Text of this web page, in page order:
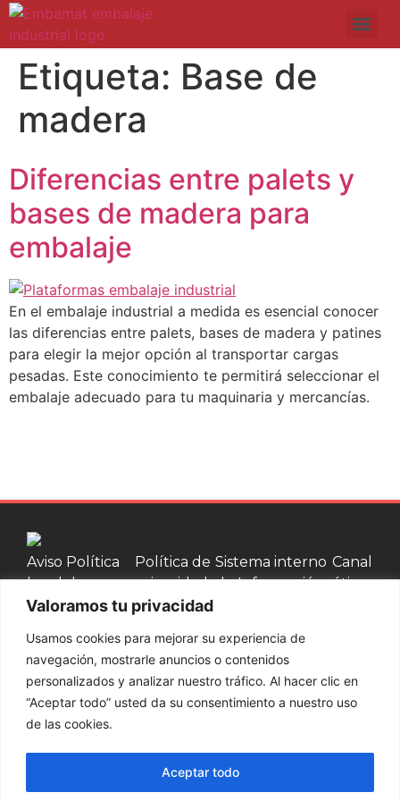
Valoramos tu privacidad
Usamos cookies para mejorar su experiencia de
navegación, mostrarle anuncios o contenidos
personalizados y analizar nuestro tráfico. Al hacer clic en
“Aceptar todo” usted da su consentimiento a nuestro uso
de las cookies.
Aceptar todo
Etiqueta: Base de
madera
Diferencias entre palets y
bases de madera para
embalaje
En el embalaje industrial a medida es esencial conocer
las diferencias entre palets, bases de madera y patines
para elegir la mejor opción al transportar cargas
pesadas. Este conocimiento te permitirá seleccionar el
embalaje adecuado para tu maquinaria y mercancías.
Aviso
legal
Política
de
cookies
Política de
privacidad
Sistema interno
de Información
Canal
ético
Contacta con nosotros
937 002 750
Productos
de madera
Cajas de
madera
Cercos de
Madera
madera